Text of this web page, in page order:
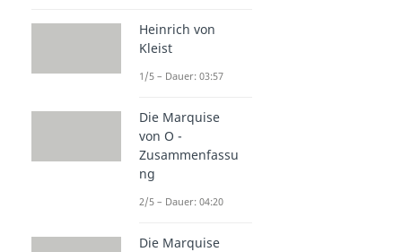
Heinrich von
Kleist
1/5 – Dauer: 03:57
Die Marquise
von O -
Zusammenfassu
ng
2/5 – Dauer: 04:20
Die Marquise